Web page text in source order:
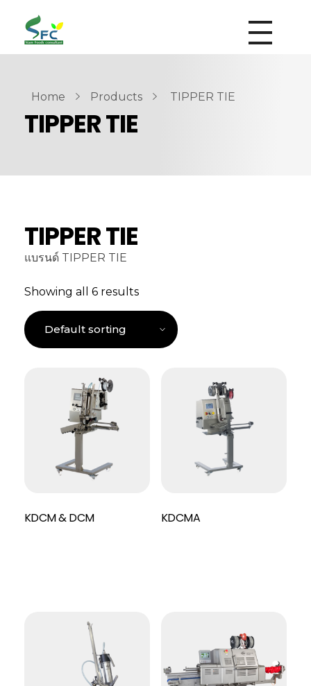
siamfoodsconsultant.com
Food Technology
Home Products TIPPER TIE
TIPPER TIE
TIPPER TIE
แบรนด์ TIPPER TIE
Showing all 6 results
KDCM & DCM KDCMA